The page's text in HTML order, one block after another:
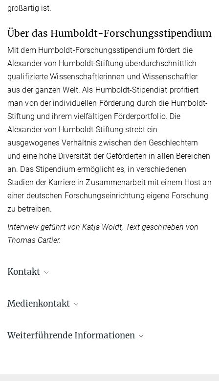
großartig ist.
Über das Humboldt-Forschungsstipendium
Mit dem Humboldt-Forschungsstipendium fördert die
Alexander von Humboldt-Stiftung überdurchschnittlich
qualifizierte Wissenschaftlerinnen und Wissenschaftler
aus der ganzen Welt. Als Humboldt-Stipendiat profitiert
man von der individuellen Förderung durch die Humboldt-
Stiftung und ihrem vielfältigen Förderportfolio. Die
Alexander von Humboldt-Stiftung strebt ein
ausgewogenes Verhältnis zwischen den Geschlechtern
und eine hohe Diversität der Geförderten in allen Bereichen
an. Das Stipendium ermöglicht es, in verschiedenen
Stadien der Karriere in Zusammenarbeit mit einem Host an
einer deutschen Forschungseinrichtung eigene Forschung
zu betreiben.
Interview geführt von Katja Woldt, Text geschrieben von
Thomas Cartier.
Kontakt
Medienkontakt
Communications & Press Relations
Weiterführende Informationen